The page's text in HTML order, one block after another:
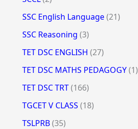
SSC English Language(21)
SSC Reasoning (3)
TET DSC ENGLISH (27)
TET DSC MATHS PEDAGOGY(1)
TET DSC TRT(166)
TGCET V CLASS (18)
TSLPRB(35)